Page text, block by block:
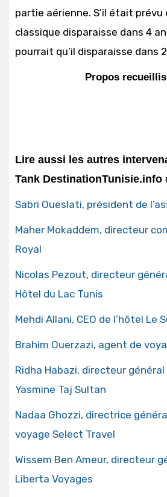
partie aérienne. S’il était prévu
classique disparaisse dans 4
pourrait qu’il disparaisse dans
Propos
Lire aussi les autres
Tank DestinationTunisie.info
Sabri Oueslati, président de
Maher Mokaddem, directeur
Royal
Nicolas Pezout, directeur
Hôtel du Lac Tunis
Mehdi Allani, CEO de l’hôtel Le
Brahim Ouerzazi, agent de
Ridha Habazi, directeur général
Yasmine Taj Sultan
Nadaa Ghozzi, directrice
voyage Select Travel
Wissem Ben Ameur, directeur
Liberta Voyages